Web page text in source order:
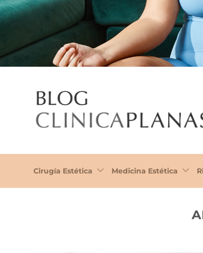
Cirugía Estética Medicina Estética